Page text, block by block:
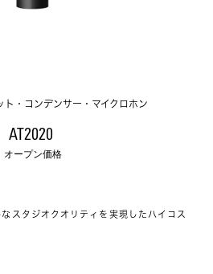
ト・コンデンサー・マイクロホン
AT2020
オープン価格
スタジオクオリティを実現したハイコス